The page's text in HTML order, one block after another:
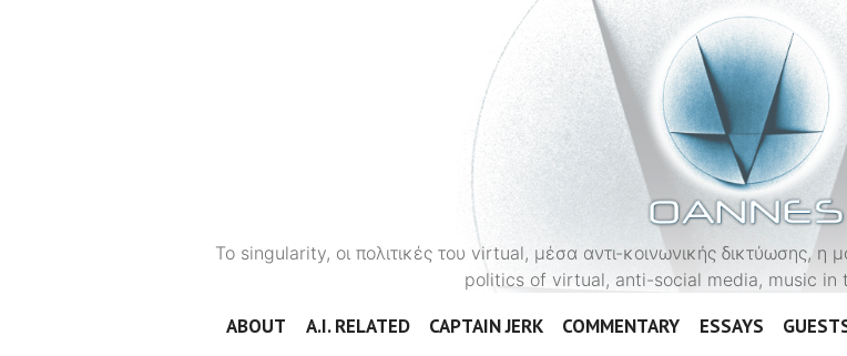
To singularity, οι πολιτικές του virtual, μέσα αντι-κοινωνικής δικτύωσης,
politics of virtual, anti-social media, music in
ABOUT A.I. RELATED CAPTAIN JERK COMMENTARY ESSAYS